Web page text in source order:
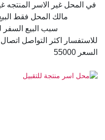
في المحل غير الاسر
مالك المحل فقط
سبب البيع السفر
للاستفسار اكثر التواصل اتصال
السعر 55000